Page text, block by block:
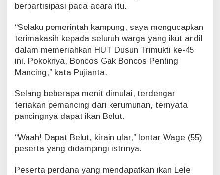
e
g
h
u
l
u
P
j
i
a
a
:
o
berpartisipasi pada acara itu.
“Selaku pemerintah kampung, saya mengucapkan
terimakasih kepada seluruh warga yang ikut andil
dalam memeriahkan HUT Dusun Trimukti ke-45
ini. Pokoknya, Boncos Gak Boncos Penting
Mancing,” kata Pujianta.
Selang beberapa menit dimulai, terdengar
teriakan pemancing dari kerumunan, ternyata
pancingnya dapat ikan Belut.
“Waah! Dapat Belut, kirain ular,” lontar Wage (55)
peserta yang didampingi istrinya.
Peserta perdana yang mendapatkan ikan Lele